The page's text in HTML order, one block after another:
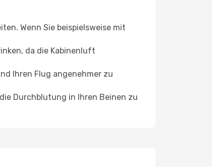
Wenn Sie beispielsweise mit
da die Kabinenluft
Ihren Flug angenehmer zu
Durchblutung in Ihren Beinen zu